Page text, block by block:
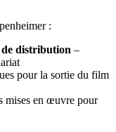
:
de distribution –
pour la sortie du film
mises en œuvre pour